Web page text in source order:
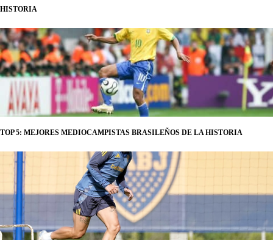
HISTORIA
TOP 5: MEJORES MEDIOCAMPISTAS BRASILEÑOS DE LA HISTORIA